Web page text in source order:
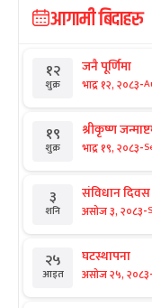
आगामी बिदाहरु
१२
शुक्र
जनै पूर्णिमा
भाद्र १२, २०८३-
१९
शुक्र
श्रीकृष्ण
भाद्र १९, २०८३-
३
शनि
संविधान दिवस
असोज ३, २०८३-
२५
आइत
घटस्थापना
असोज २५, २०८३-